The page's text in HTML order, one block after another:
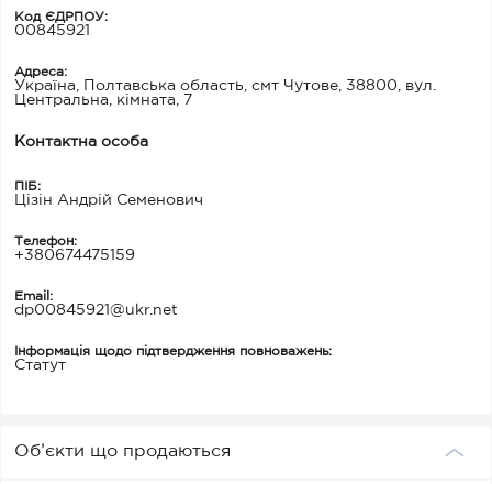
Код ЄДРПОУ:
00845921
Адреса:
Україна, Полтавська область, смт Чутове, 38800, вул.
Центральна, кімната, 7
Контактна особа
ПІБ:
Цізін Андрій Семенович
Телефон:
+380674475159
Email:
dp00845921@ukr.net
Інформація щодо підтвердження повноважень:
Статут
Об’єкти що продаються